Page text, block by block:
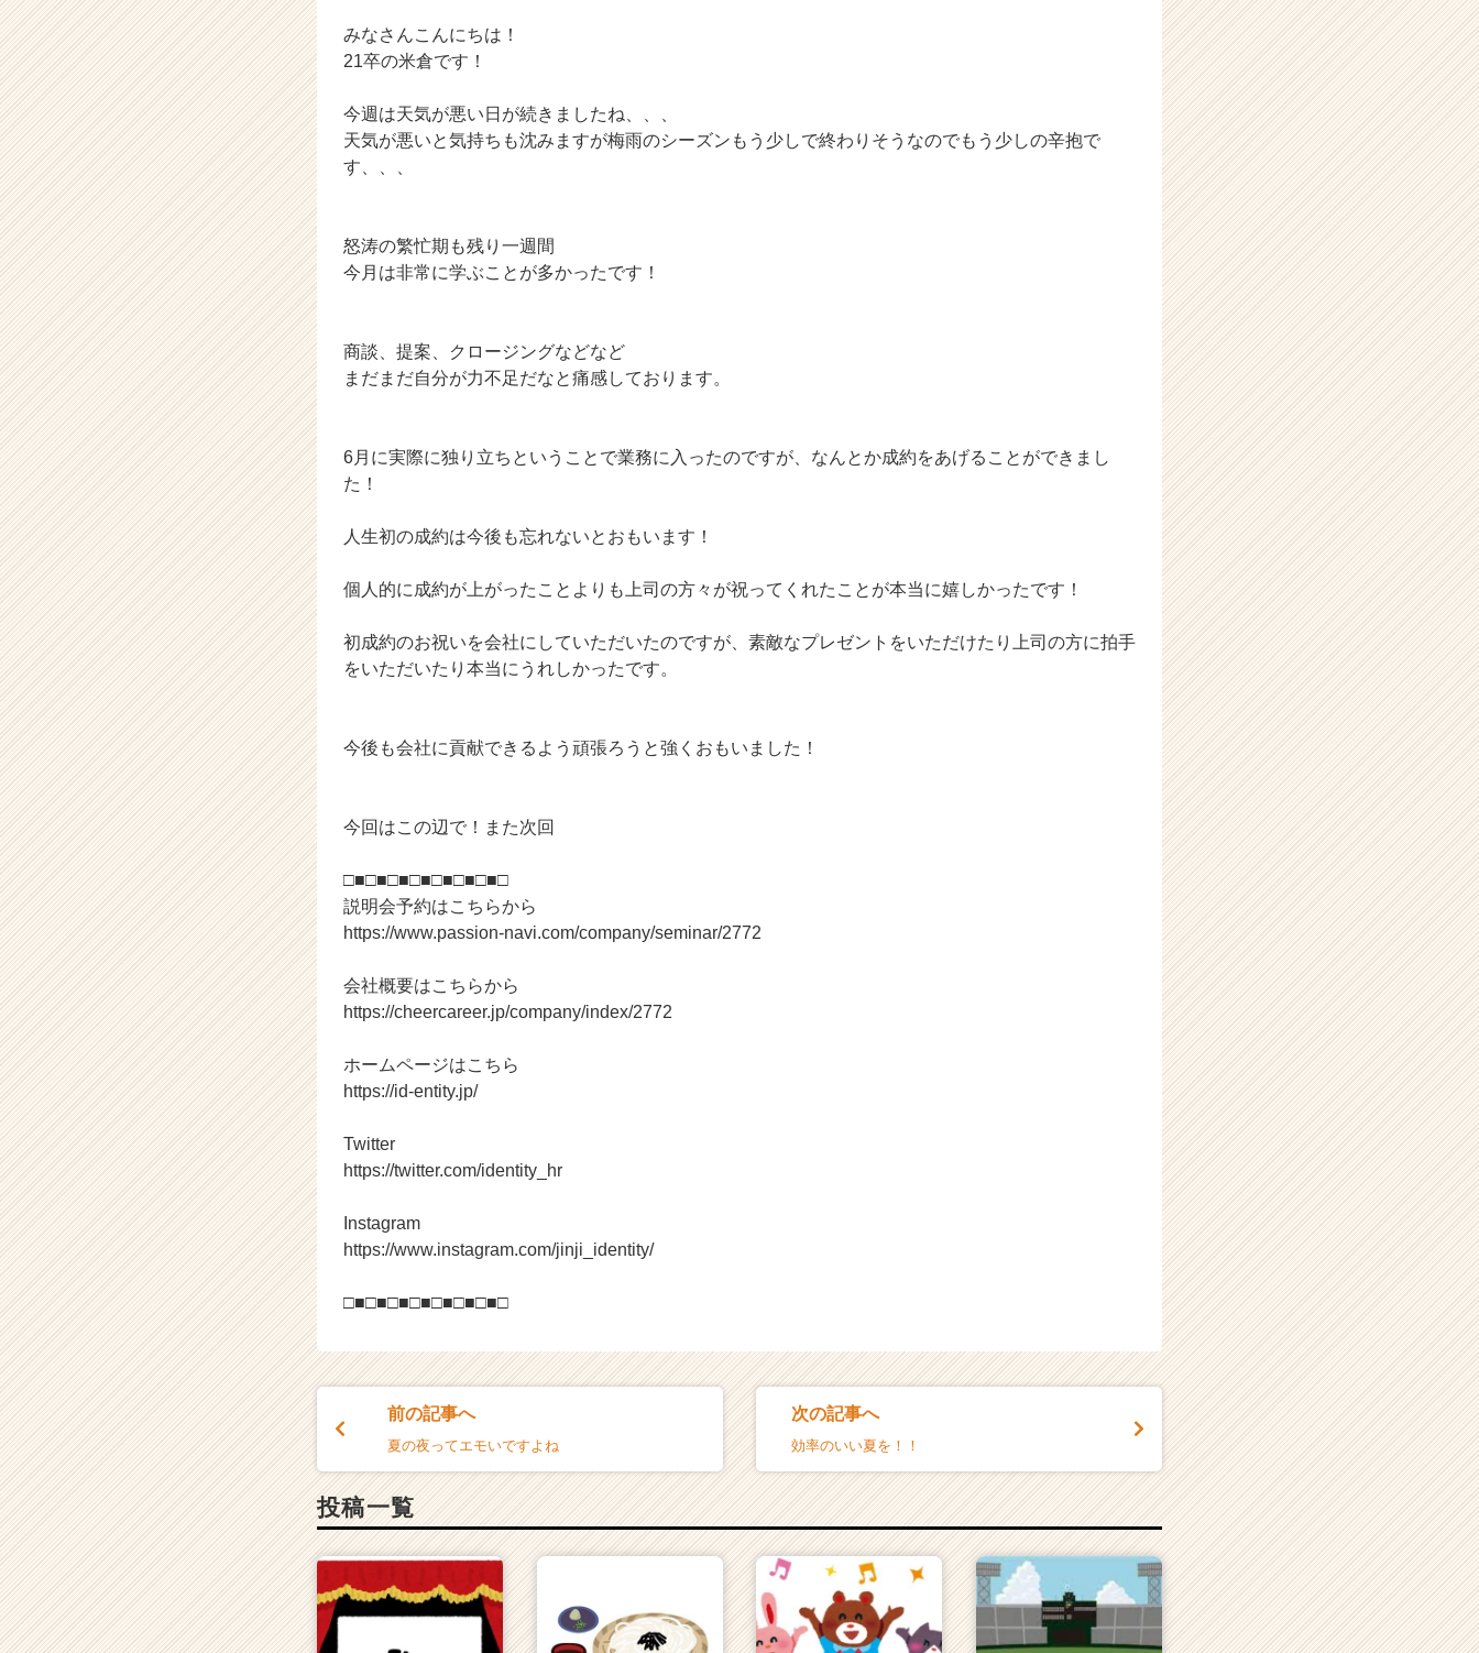
みなさんこんにちは！
21卒の米倉です！
今週は天気が悪い日が続きましたね、、、
天気が悪いと気持ちも沈みますが梅雨のシーズンもう少しで終わりそうなのでもう少しの辛抱で
す、、、
怒涛の繁忙期も残り一週間
今月は非常に学ぶことが多かったです！
商談、提案、クロージングなどなど
まだまだ自分が力不足だなと痛感しております。
6月に実際に独り立ちということで業務に入ったのですが、なんとか成約をあげることができまし
た！
人生初の成約は今後も忘れないとおもいます！
個人的に成約が上がったことよりも上司の方々が祝ってくれたことが本当に嬉しかったです！
初成約のお祝いを会社にしていただいたのですが、素敵なプレゼントをいただけたり上司の方に拍手
をいただいたり本当にうれしかったです。
今後も会社に貢献できるよう頑張ろうと強くおもいました！
今回はこの辺で！また次回
□■□■□■□■□■□■□■□
説明会予約はこちらから
https://www.passion-navi.com/company/seminar/2772
会社概要はこちらから
https://cheercareer.jp/company/index/2772
ホームページはこちら
https://id-entity.jp/
Twitter
https://twitter.com/identity_hr
Instagram
https://www.instagram.com/jinji_identity/
□■□■□■□■□■□■□■□
前の記事へ
夏の夜ってエモいですよね
次の記事へ
効率のいい夏を！！
投稿一覧